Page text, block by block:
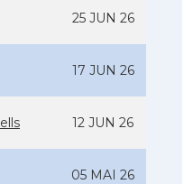
25 JUN 26
17 JUN 26
12 JUN 26
05 MAI 26